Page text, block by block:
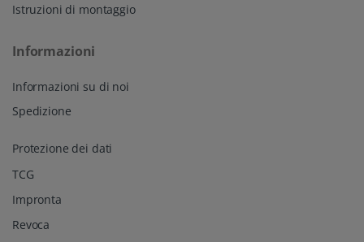
Istruzioni di montaggio
Informazioni
Informazioni su di noi
Spedizione
Protezione dei dati
TCG
Impronta
Revoca